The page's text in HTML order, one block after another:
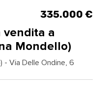
a
Mondello)
- Via Delle Ondine, 6
335.000 €